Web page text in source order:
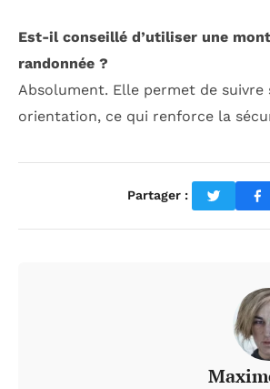
Est-il conseillé d’utiliser une
randonnée ?
Absolument. Elle permet de
orientation, ce qui renforce la
Partager :